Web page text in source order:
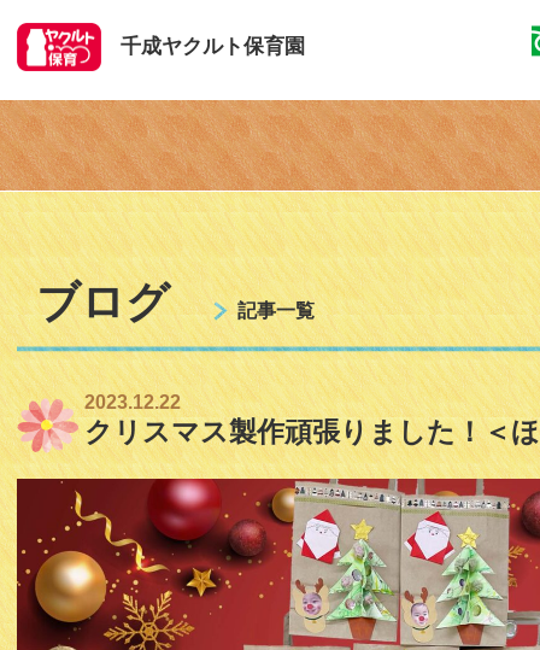
千成ヤクルト保育園
ブログ 記事一覧
2023.12.22
クリスマス製作頑張りました！＜